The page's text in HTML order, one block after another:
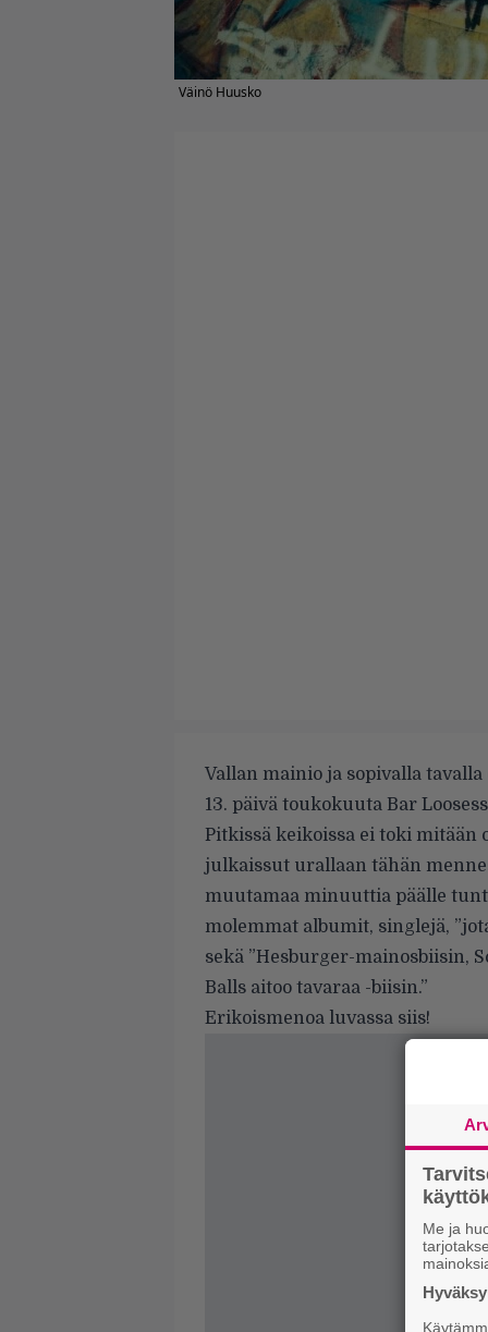
Väinö Huusko
Vallan mainio ja sopivalla
13. päivä toukokuuta Bar
Pitkissä keikoissa ei toki mitään
julkaissut urallaan tähän
muutamaa minuuttia päälle
molemmat albumit, singlejä,
sekä ”Hesburger-mainosbiisin,
Balls aitoo tavaraa -biisin.”
Erikoismenoa luvassa siis!
Me ja